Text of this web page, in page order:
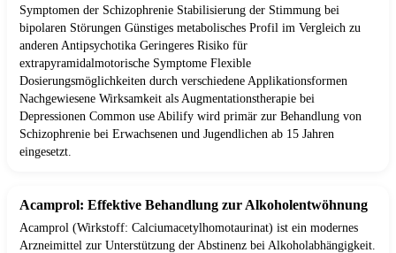
Symptomen der Schizophrenie Stabilisierung der Stimmung bei
bipolaren Störungen Günstiges metabolisches Profil im Vergleich zu
anderen Antipsychotika Geringeres Risiko für
extrapyramidalmotorische Symptome Flexible
Dosierungsmöglichkeiten durch verschiedene Applikationsformen
Nachgewiesene Wirksamkeit als Augmentationstherapie bei
Depressionen Common use Abilify wird primär zur Behandlung von
Schizophrenie bei Erwachsenen und Jugendlichen ab 15 Jahren
eingesetzt.
Acamprol: Effektive Behandlung zur Alkoholentwöhnung
Acamprol (Wirkstoff: Calciumacetylhomotaurinat) ist ein modernes
Arzneimittel zur Unterstützung der Abstinenz bei Alkoholabhängigkeit.